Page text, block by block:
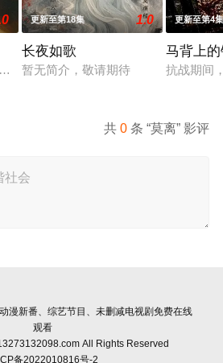
清峄（张凌赫 饰）因被抱错而受尽养
更新至第18集 1.0
长夜如歌
暂无简介，敬请期待
更新至第4
马背上
抗战期间
共0 条 “莫离” 影评
漫新番、综艺节目、未删减电视剧免费在线
观看
All Rights Reserved
备2022010816号-2